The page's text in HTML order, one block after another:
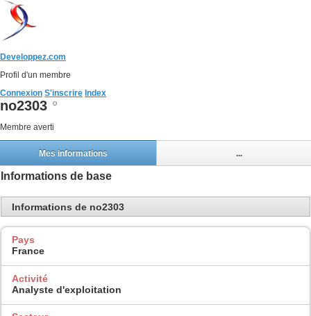
Developpez.com
Profil d'un membre
Connexion S'inscrire Index
no2303
Membre averti
Mes informations ...
Informations de base
Informations de no2303
Pays
France
Activité
Analyste d'exploitation